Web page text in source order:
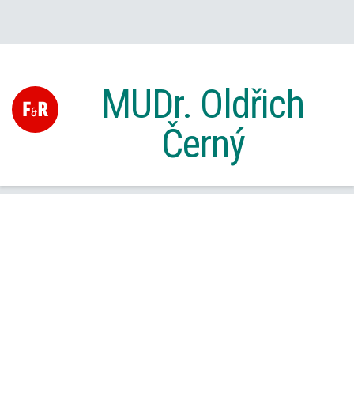
MUDr. Oldřich
Černý